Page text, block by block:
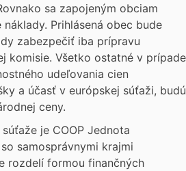
sa zapojeným obciam
Prihlásená obec bude
zabezpečiť iba prípravu
komisie. Všetko ostatné v prípade
udeľovania cien
a účasť v európskej súťaži, budú
ceny.
je COOP Jednota
samosprávnymi krajmi
rozdelí formou finančných